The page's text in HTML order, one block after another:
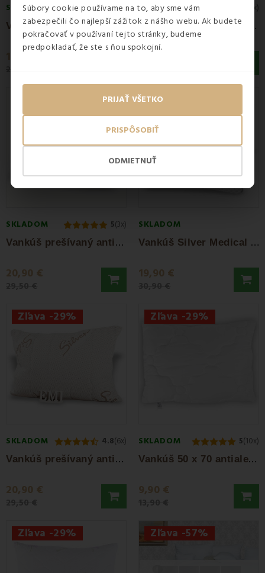
Súbory cookie používame na to, aby sme vám
zabezpečili čo najlepší zážitok z nášho webu. Ak budete
pokračovať v používaní tejto stránky, budeme
predpokladať, že ste s ňou spokojní.
ODMIETNUŤ
PRISPÔSOBIŤ
PRIJAŤ VŠETKO
SKLADOM 4.9(67x)
V
ankúš 70 x 90 antialergický prešívaný EMI...
SKLADOM
Vankúš 70 x 90 antialergický EMI standard
SKLADOM 5(3x)
V
ankúš prešívaný antialergický Aloe Vera EMI
20,90 €
Zľava -36%
SKLADOM
V
ankúš Silver Medical 40x40cm EMI
19,90 €
Zľava -29%
SKLADOM 4.8(6x)
V
ankúš prešívaný antialergický Silver EMI
20,90 €
Zľava -29%
SKLADOM 5(10x)
V
ankúš 50 x 70 antialergický prešívaný EMI...
9,90 €
Zľava -29% Zľava -57%